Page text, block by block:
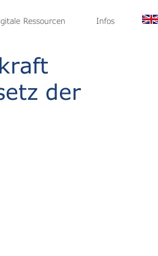
Ressourcen Infos
Über uns News Kontakt
der